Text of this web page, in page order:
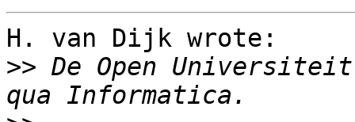
H. van Dijk wrote:
>> De Open